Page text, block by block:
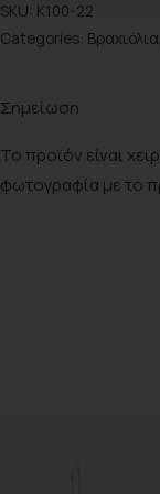
SKU: Κ100-22
Categories: Βραχιόλια
Σημείωση
Το προϊόν είναι
φωτογραφία με το